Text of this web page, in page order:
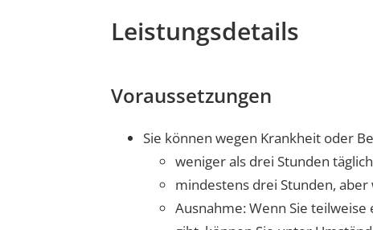
Leistungsdetails
Voraussetzungen
Sie können wegen Krankheit oder
weniger als drei Stunden
mindestens drei Stunden,
Ausnahme: Wenn Sie